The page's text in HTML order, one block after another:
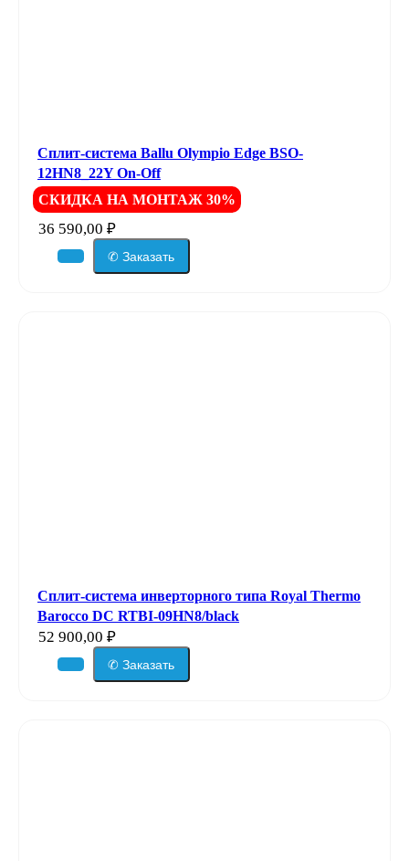
Сплит-система Ballu Olympio Edge BSO-
12HN8_22Y On-Off
СКИДКА НА МОНТАЖ 30%
36 590,00 ₽
✆ Заказать
Сплит-система инверторного типа Royal Thermo
Barocco DC RTBI-09HN8/black
52 900,00 ₽
✆ Заказать